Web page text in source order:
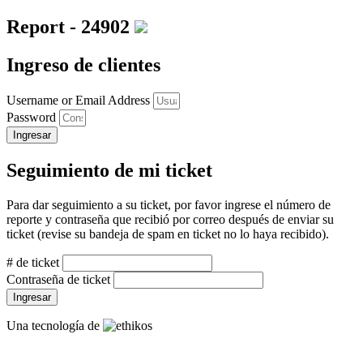
Report - 24902
Ingreso de clientes
Username or Email Address
Password
Ingresar
Seguimiento de mi ticket
Para dar seguimiento a su ticket, por favor ingrese el número de
reporte y contraseña que recibió por correo después de enviar su
ticket (revise su bandeja de spam en ticket no lo haya recibido).
# de ticket
Contraseña de ticket
Ingresar
Una tecnología de